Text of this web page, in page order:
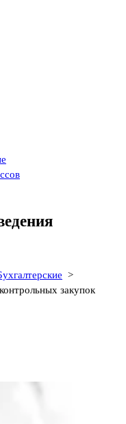
продукции ,
письма)
>
закупок